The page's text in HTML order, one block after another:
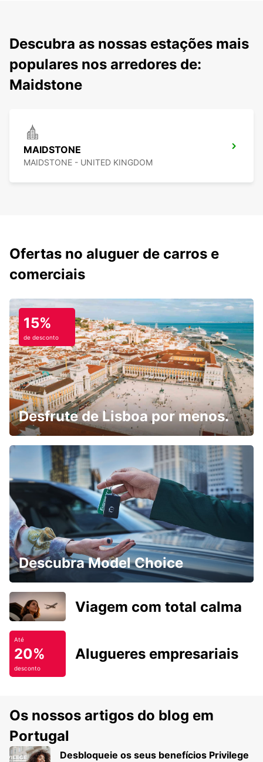
Descubra as nossas estações mais
populares nos arredores de:
Maidstone
MAIDSTONE
MAIDSTONE - UNITED KINGDOM
Ofertas no aluguer de carros e
comerciais
15%
de desconto
Desfrute de Lisboa por menos.
Descubra Model Choice
Viagem com total calma
Até
20%
desconto
Alugueres empresariais
Os nossos artigos do blog em
Portugal
Desbloqueie os seus benefícios Privilege